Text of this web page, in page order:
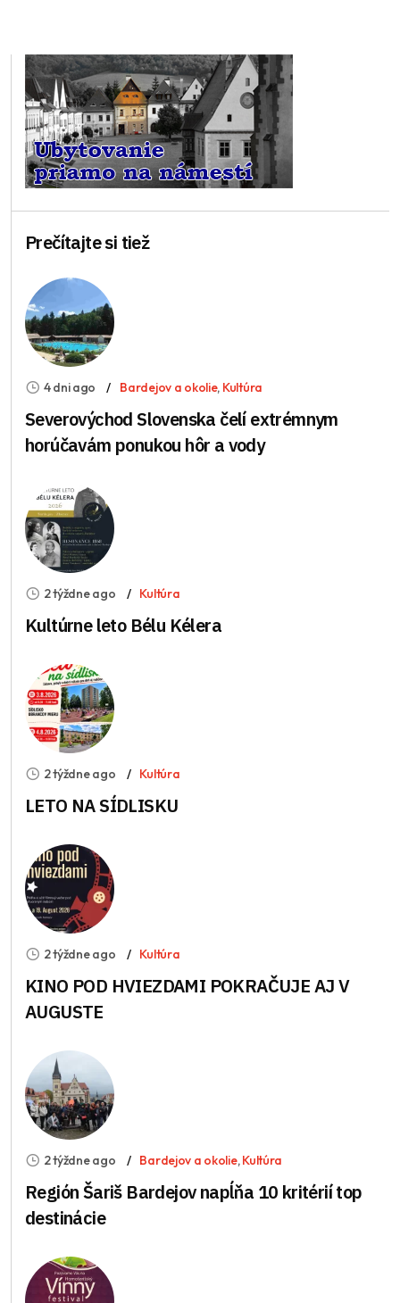
Prečítajte si tiež
4 dni ago Bardejov a okolie, Kultúra
Severovýchod Slovenska čelí extrémnym
horúčavám ponukou hôr a vody
2 týždne ago Kultúra
Kultúrne leto Bélu Kélera
2 týždne ago Kultúra
LETO NA SÍDLISKU
2 týždne ago Kultúra
KINO POD HVIEZDAMI POKRAČUJE AJ V
AUGUSTE
2 týždne ago Bardejov a okolie,Kultúra
Región Šariš Bardejov napĺňa 10 kritérií top
destinácie